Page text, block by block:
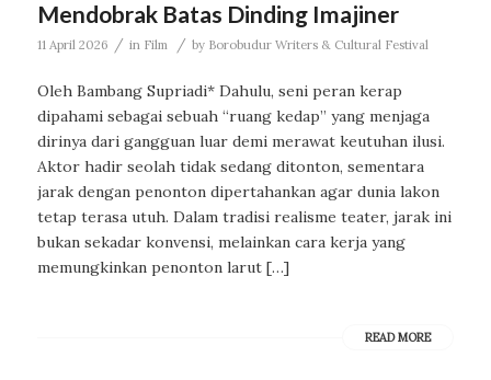
Mendobrak Batas Dinding Imajiner
11 April 2026 / in Film / by Borobudur Writers & Cultural Festival
Oleh Bambang Supriadi* Dahulu, seni peran kerap
dipahami sebagai sebuah “ruang kedap” yang menjaga
dirinya dari gangguan luar demi merawat keutuhan ilusi.
Aktor hadir seolah tidak sedang ditonton, sementara
jarak dengan penonton dipertahankan agar dunia lakon
tetap terasa utuh. Dalam tradisi realisme teater, jarak ini
bukan sekadar konvensi, melainkan cara kerja yang
memungkinkan penonton larut […]
READ MORE